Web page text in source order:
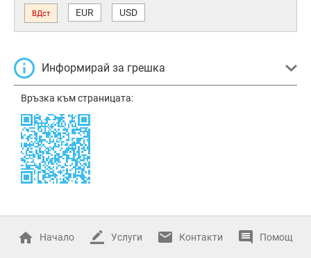
ВДст EUR USD
Информирай за грешка
Връзка към страницата:
Начало Услуги Контакти Помощ